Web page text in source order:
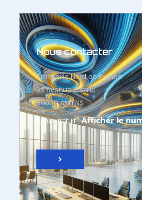
Nous contacter
Transaxio Nord de France
53 Avenue d’Italie
80090 AMIENS
Appel gratuit :Afficher le